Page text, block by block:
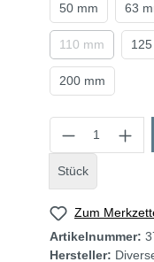
50 mm 63
110 mm
200 mm
Stück
Zum
Artikelnummer:
Hersteller: